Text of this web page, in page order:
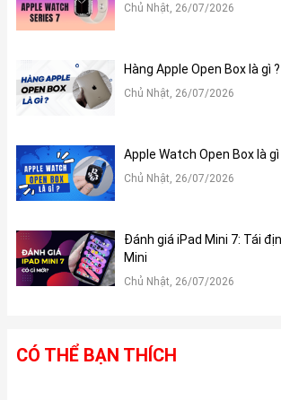
Chủ Nhật, 26/07/2026
Hàng Apple Open Box là gì
Chủ Nhật, 26/07/2026
Apple Watch Open Box là
Chủ Nhật, 26/07/2026
Đánh giá iPad Mini 7: Tái
Mini
Chủ Nhật, 26/07/2026
CÓ THỂ BẠN THÍCH